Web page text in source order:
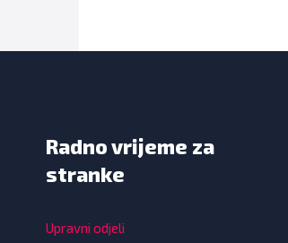
Radno vrijeme za
stranke
Upravni odjeli